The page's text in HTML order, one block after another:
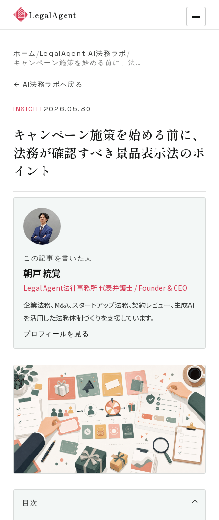
LegalAgent
ホーム /LegalAgent AI法務ラボ /
キャンペーン施策を始める前に、法務が確認すべき景品表示法のポイント
← AI法務ラボへ戻る
INSIGHT2026.05.30
キャンペーン施策を始める前に、
法務が確認すべき景品表示法のポ
イント
この記事を書いた人
朝戸 統覚
Legal Agent法律事務所 代表弁護士 / Founder & CEO
企業法務、M&A、スタートアップ法務、契約レビュー、生成AI
を活用した法務体制づくりを支援しています。
プロフィールを見る
目次